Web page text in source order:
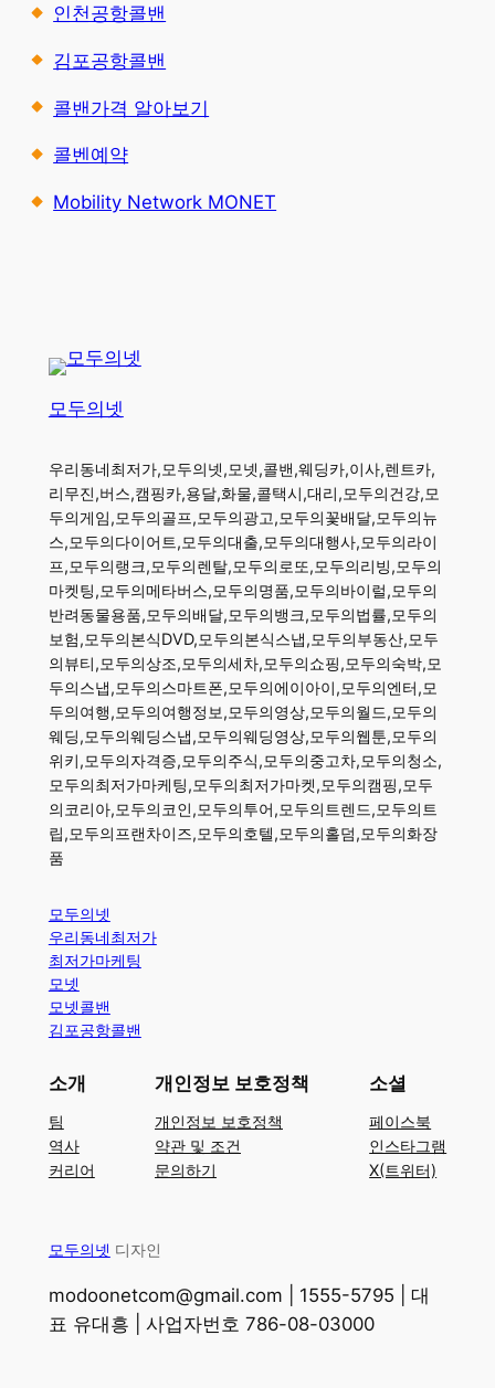
인천공항콜밴
김포공항콜밴
콜밴가격 알아보기
콜벤예약
Mobility Network MONET
모두의넷
우리동네최저가,모두의넷,모넷,콜밴,웨딩카,이사,렌트카,
리무진,버스,캠핑카,용달,화물,콜택시,대리,모두의건강,모
두의게임,모두의골프,모두의광고,모두의꽃배달,모두의뉴
스,모두의다이어트,모두의대출,모두의대행사,모두의라이
프,모두의랭크,모두의렌탈,모두의로또,모두의리빙,모두의
마켓팅,모두의메타버스,모두의명품,모두의바이럴,모두의
반려동물용품,모두의배달,모두의뱅크,모두의법률,모두의
보험,모두의본식DVD,모두의본식스냅,모두의부동산,모두
의뷰티,모두의상조,모두의세차,모두의쇼핑,모두의숙박,모
두의스냅,모두의스마트폰,모두의에이아이,모두의엔터,모
두의여행,모두의여행정보,모두의영상,모두의월드,모두의
웨딩,모두의웨딩스냅,모두의웨딩영상,모두의웹툰,모두의
위키,모두의자격증,모두의주식,모두의중고차,모두의청소,
모두의최저가마케팅,모두의최저가마켓,모두의캠핑,모두
의코리아,모두의코인,모두의투어,모두의트렌드,모두의트
립,모두의프랜차이즈,모두의호텔,모두의홀덤,모두의화장
품
모두의넷
우리동네최저가
최저가마케팅
모넷
모넷콜밴
김포공항콜밴
소개
팀
역사
커리어
개인정보 보호정책
개인정보 보호정책
약관 및 조건
문의하기
소셜
페이스북
인스타그램
X(트위터)
모두의넷 디자인
modoonetcom@gmail.com | 1555-5795 | 대
표 유대흥 | 사업자번호 786-08-03000